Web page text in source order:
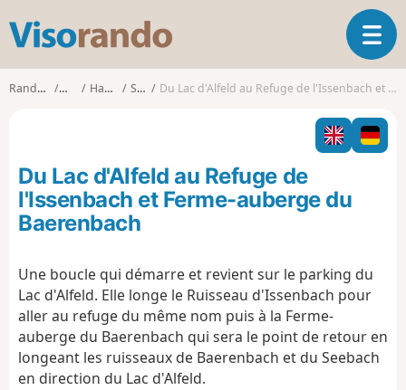
s
o
o
O
u
i
r
l
g
a
o
n
Randonnées AlsaceHaut-Rhin Sewen Du Lac d'Alfeld au Refuge de l'Issenbach et Ferme-auberge du Baerenbach
Du Lac d'Alfeld au Refuge de
l'Issenbach et Ferme-auberge du
Baerenbach
Une boucle qui démarre et revient sur le parking du
Lac d'Alfeld. Elle longe le Ruisseau d'Issenbach pour
aller au refuge du même nom puis à la Ferme-
auberge du Baerenbach qui sera le point de retour en
longeant les ruisseaux de Baerenbach et du Seebach
en direction du Lac d'Alfeld.